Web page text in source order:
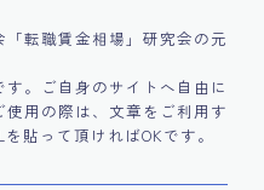
転職賃金相場」研究会の元
。ご自身のサイトへ自由に
用の際は、文章をご利用す
貼って頂ければOKです。